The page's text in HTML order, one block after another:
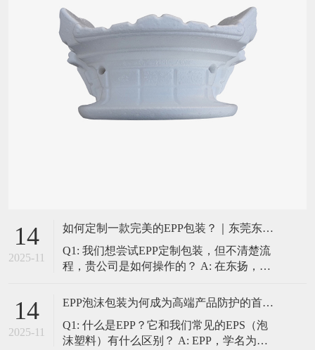
14
2025-11
如何定制一款完美的EPP包装？｜东莞东扬一站式服务流程揭秘
Q1: 我们想尝试EPP定制包装，但不清楚流
程，贵公司是如何操作的？ A: 在东扬，我
环节都专业、高效、透明。我们的标准定
这是第一步，也是最重要的一步。我们的
工程师团队会与您深入沟通，了解您的产
14
2025-11
EPP泡沫包装为何成为高端产品防护的首选？｜东莞东扬专业解读
Q1: 什么是EPP？它和我们常见的EPS（泡
沫塑料）有什么区别？ A: EPP，学名为发